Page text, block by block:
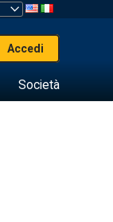
Accedi
Società